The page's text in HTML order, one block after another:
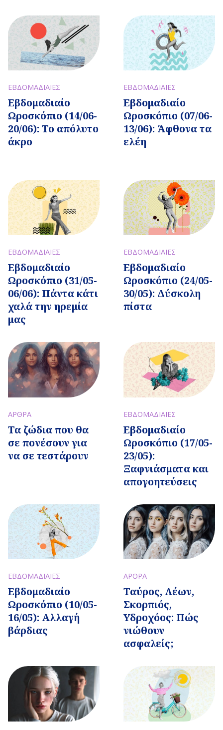
ΕΒΔΟΜΑΔΙΑΙΕΣ
Εβδομαδιαίo
Ωροσκόπιο (14/06-
20/06): Το απόλυτο
άκρο
ΕΒΔΟΜΑΔΙΑΙΕΣ
Εβδομαδιαίo
Ωροσκόπιο (07/06-
13/06): Άφθονα τα
ελέη
ΕΒΔΟΜΑΔΙΑΙΕΣ
Εβδομαδιαίo
Ωροσκόπιο (31/05-
06/06): Πάντα κάτι
χαλά την ηρεμία
μας
ΕΒΔΟΜΑΔΙΑΙΕΣ
Εβδομαδιαίo
Ωροσκόπιο (24/05-
30/05): Δύσκολη
πίστα
ΑΡΘΡΑ
Τα ζώδια που θα
σε πονέσουν για
να σε τεστάρουν
ΕΒΔΟΜΑΔΙΑΙΕΣ
Εβδομαδιαίo
Ωροσκόπιο (17/05-
23/05):
Ξαφνιάσματα και
απογοητεύσεις
ΕΒΔΟΜΑΔΙΑΙΕΣ
Εβδομαδιαίo
Ωροσκόπιο (10/05-
16/05): Αλλαγή
βάρδιας
ΑΡΘΡΑ
Ταύρος, Λέων,
Σκορπιός,
Υδροχόος: Πώς
νιώθουν
ασφαλείς;